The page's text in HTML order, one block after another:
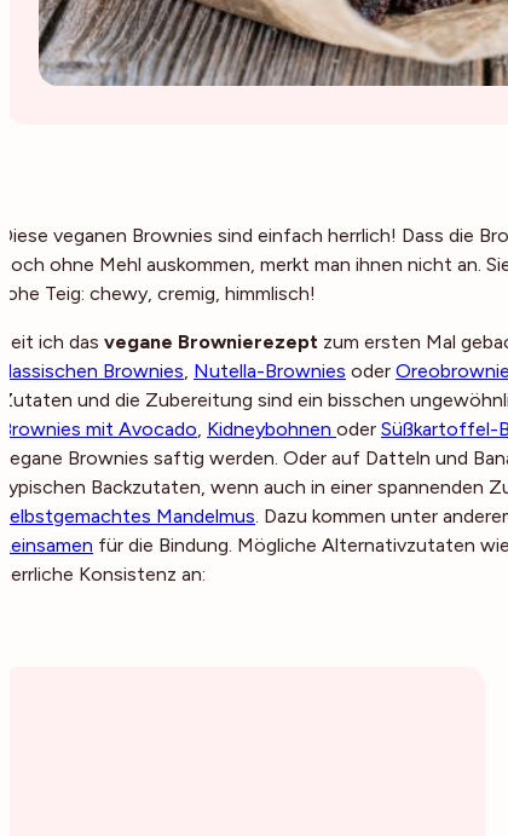
Diese veganen Brownies sind einfach herrlich! Dass die
noch ohne Mehl auskommen, merkt man ihnen nicht an.
rohe Teig: chewy, cremig, himmlisch!
Seit ich das vegane Brownierezept zum ersten Mal
klassischen Brownies, Nutella-Brownies oder
Zutaten und die Zubereitung sind ein bisschen
Brownies mit Avocado, Kidneybohnen oder Süßkartoffel-
vegane Brownies saftig werden. Oder auf Datteln und
typischen Backzutaten, wenn auch in einer spannenden
selbstgemachtes Mandelmus. Dazu kommen unter
Leinsamen für die Bindung. Mögliche Alternativzutaten
herrliche Konsistenz an: